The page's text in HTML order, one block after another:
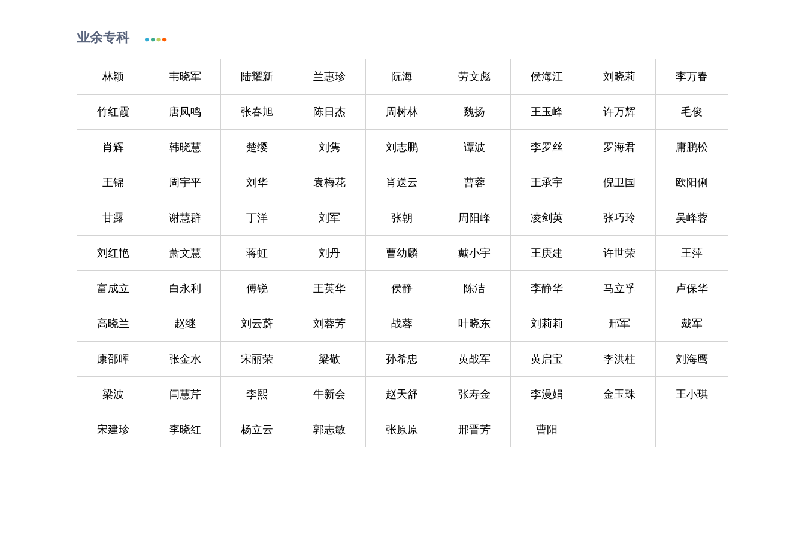
业余专科
林颖 韦晓军 陆耀新 兰惠珍 阮海 劳文彪 侯海江 刘晓莉 李万春
竹红霞 唐凤鸣 张春旭 陈日杰 周树林 魏扬 王玉峰 许万辉 毛俊
肖辉 韩晓慧 楚缨 刘隽 刘志鹏 谭波 李罗丝 罗海君 庸鹏松
王锦 周宇平 刘华 袁梅花 肖送云 曹蓉 王承宇 倪卫国 欧阳俐
甘露 谢慧群 丁洋 刘军 张朝 周阳峰 凌剑英 张巧玲 吴峰蓉
刘红艳 萧文慧 蒋虹 刘丹 曹幼麟 戴小宇 王庚建 许世荣 王萍
富成立 白永利 傅锐 王英华 侯静 陈洁 李静华 马立孚 卢保华
高晓兰 赵继 刘云蔚 刘蓉芳 战蓉 叶晓东 刘莉莉 邢军 戴军
康邵晖 张金水 宋丽荣 梁敬 孙希忠 黄战军 黄启宝 李洪柱 刘海鹰
梁波 闫慧芹 李熙 牛新会 赵天舒 张寿金 李漫娟 金玉珠 王小琪
宋建珍 李晓红 杨立云 郭志敏 张原原 邢晋芳 曹阳